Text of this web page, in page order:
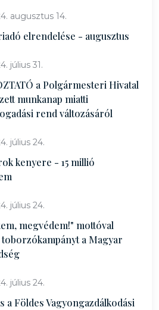
augusztus 14.
elrendelése - augusztus
július 31.
a Polgármesteri Hivatal
munkanap miatti
rend változásáról
július 24.
kenyere - 15 millió
július 24.
megvédem!" mottóval
a Magyar
július 24.
a Földes Vagyongazdálkodási